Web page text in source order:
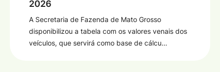
2026
A Secretaria de Fazenda de Mato Grosso
disponibilizou a tabela com os valores venais dos
veículos, que servirá como base de cálcu…